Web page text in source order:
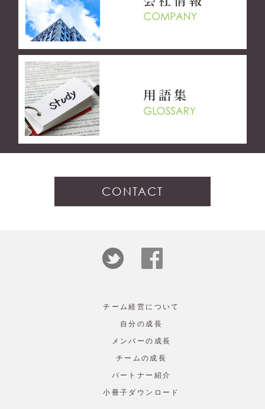
CONTACT
チーム経営について
自分の成長
メンバーの成長
チームの成長
パートナー紹介
小冊子ダウンロード